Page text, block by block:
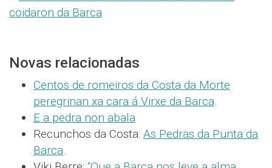
Novas relacionadas
Centos de romeiros da Costa da Morte
peregrinan xa cara á Virxe da Barca.
E a pedra non abala
Recunchos da Costa: As Pedras da Punta da
Barca.